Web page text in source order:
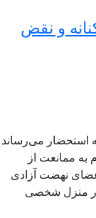
و نقض
استحضار می‌رساند
اقدام به ممانعت از
نهضت آزادی
در منزل شخصی